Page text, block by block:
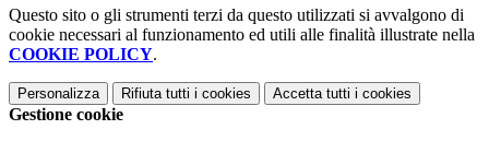
Questo sito o gli strumenti terzi da questo utilizzati si avvalgono di
cookie necessari al funzionamento ed utili alle finalità illustrate nella
COOKIE POLICY.
Personalizza Rifiuta tutti i cookies Accetta tutti i cookies
Gestione cookie